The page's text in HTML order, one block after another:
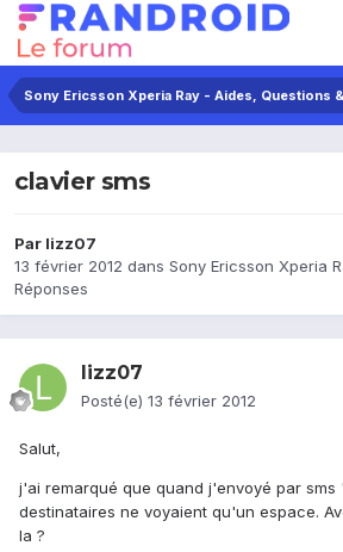
clavier sms
Par lizz07
13 février 2012 dans Sony Ericsson Xperia
Réponses
lizz07
Posté(e) 13 février 2012
Salut,
j'ai remarqué que quand j'envoyé par
destinataires ne voyaient qu'un espace.
la ?